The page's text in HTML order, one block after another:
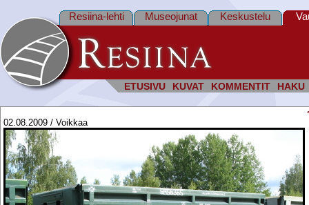
ETUSIVU KUVAT KOMMENTIT HAKU
Resiina-lehti Museojunat Keskustelu
02.08.2009 / Voikkaa